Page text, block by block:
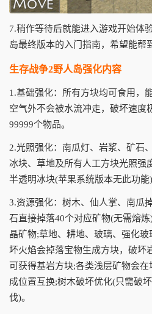
7.稍作等待后就能进入游戏开始体
岛最终版本的入门指南，希望能帮
生存战争2野人岛强化内容
1.基础强化：所有方块均可食用，
空气外不会被水流冲走，破坏速度
99999个物品。
2.光照强化：南瓜灯、岩浆、矿石
冰块、草地及所有人工方块光照强
半透明冰块(苹果系统版本无此功能)
3.资源强化：树木、仙人掌、南瓜
石直接掉落40个对应矿物(无需熔
晶矿物;草地、耕地、玻璃、强化
坏火焰会掉落宝物生成方块，破坏
可获得基岩方块;各类浅层矿物会
成位置互换;树木破坏优化(只需破
伐)。